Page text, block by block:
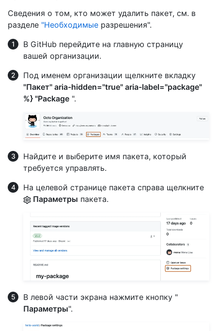
Сведения о том, кто может удалить пакет, см. в
разделе "Необходимые разрешения".
В GitHub перейдите на главную страницу
вашей организации.
Под именем организации щелкните вкладку
"Пакет" aria-hidden="true" aria-label="package"
%} "Package ".
Найдите и выберите имя пакета, который
требуется управлять.
На целевой странице пакета справа щелкните
Параметры пакета.
В левой части экрана нажмите кнопку "
Параметры".